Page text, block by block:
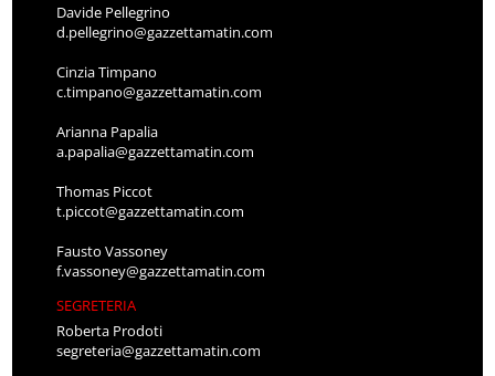
Davide Pellegrino
d.pellegrino@gazzettamatin.com
Cinzia Timpano
c.timpano@gazzettamatin.com
Arianna Papalia
a.papalia@gazzettamatin.com
Thomas Piccot
t.piccot@gazzettamatin.com
Fausto Vassoney
f.vassoney@gazzettamatin.com
SEGRETERIA
Roberta Prodoti
segreteria@gazzettamatin.com